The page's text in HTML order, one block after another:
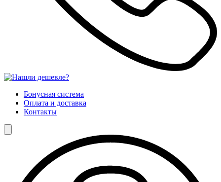
Бонусная система
Оплата и доставка
Контакты